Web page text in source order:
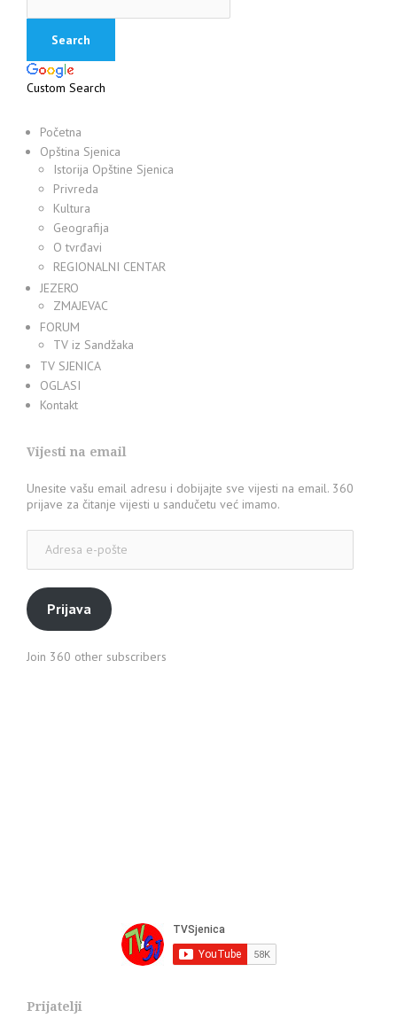
Custom Search
Početna
Opština Sjenica
Istorija Opštine Sjenica
Privreda
Kultura
Geografija
O tvrđavi
REGIONALNI CENTAR
JEZERO
ZMAJEVAC
FORUM
TV iz Sandžaka
TV SJENICA
OGLASI
Kontakt
Vijesti na email
Unesite vašu email adresu i dobijajte sve vijesti na email. 360
prijave za čitanje vijesti u sandučetu već imamo.
pošte
Prijava
Join 360 other subscribers
Prijatelji